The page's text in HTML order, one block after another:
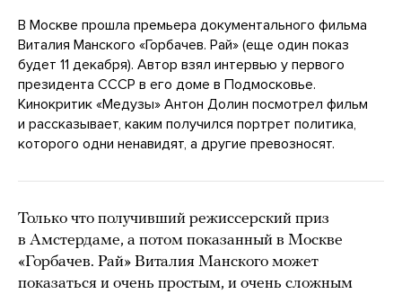
В Москве прошла премьера документального фильма
Виталия Манского «Горбачев. Рай» (еще один показ
будет 11 декабря). Автор взял интервью у первого
президента СССР в его доме в Подмосковье.
Кинокритик «Медузы» Антон Долин посмотрел фильм
и рассказывает, каким получился портрет политика,
которого одни ненавидят, а другие превозносят.
Только что получивший режиссерский приз
в Амстердаме, а потом показанный в Москве
«Горбачев. Рай» Виталия Манского может
показаться и очень простым, и очень сложным